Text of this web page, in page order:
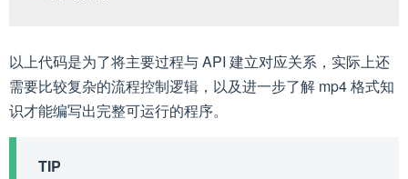
以上代码是为了将主要过程与 API 建立对应关系，实际上还
需要比较复杂的流程控制逻辑，以及进一步了解 mp4 格式知
识才能编写出完整可运行的程序。
TIP